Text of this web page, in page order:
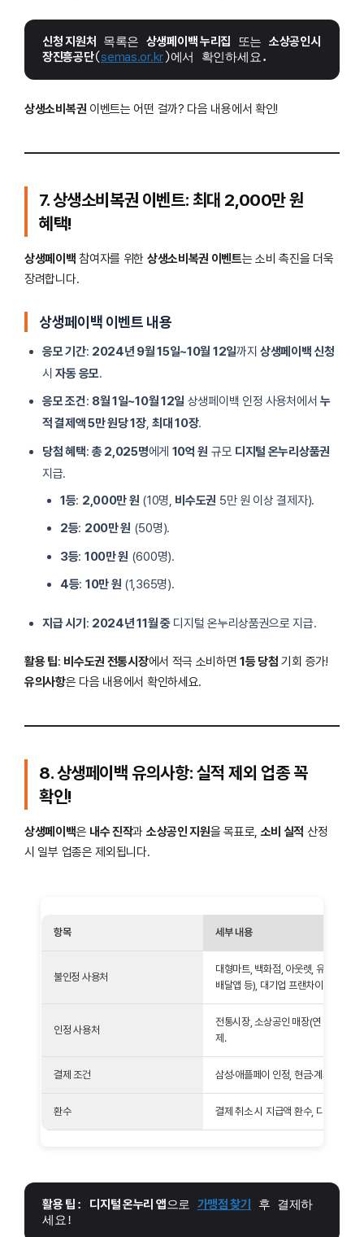
신청 지원처 목록은 상생페이백 누리집 또는 소상공인시
장진흥공단(semas.or.kr)에서 확인하세요.
상생소비복권 이벤트는 어떤 걸까? 다음 내용에서 확인!
7. 상생소비복권 이벤트: 최대 2,000만 원
혜택!
상생페이백 참여자를 위한 상생소비복권 이벤트는 소비 촉진을 더욱
장려합니다.
상생페이백 이벤트 내용
응모 기간: 2024년 9월 15일~10월 12일까지상생페이백 신청
시자동 응모.
응모 조건: 8월 1일~10월 12일 상생페이백 인정 사용처에서누
적 결제액 5만 원당 1장,최대 10장.
당첨 혜택: 총 2,025명에게 10억 원 규모 디지털 온누리상품권
지급.
1등: 2,000만 원 (10명, 비수도권 5만 원 이상 결제자).
2등: 200만 원 (50명).
3등: 100만 원 (600명).
4등: 10만 원 (1,365명).
지급 시기 : 2024년 11월 중디지털 온누리상품권으로 지급.
활용 팁: 비수도권 전통시장에서 적극 소비하면1등 당첨 기회 증가!
유의사항은 다음 내용에서 확인하세요.
8. 상생페이백 유의사항: 실적 제외 업종 꼭
확인!
상생페이백은 내수 진작과 소상공인 지원을 목표로, 소비 실적 산정
시 일부 업종은 제외됩니다.
항목 세부 내용
불인정 사용처
대형마트, 백화점, 아웃렛, 유흥업소,
배달앱 등), 대기업 프랜차이즈 직영
인정 사용처
전통시장, 소상공인 매장(연 매출 30
제.
결제 조건 삼성·애플페이 인정, 현금·계좌이체
환수 결제 취소 시 지급액 환수, 디지털 온
활용 팁 : 디지털 온누리 앱으로 가맹점 찾기
후 결제하
세요!